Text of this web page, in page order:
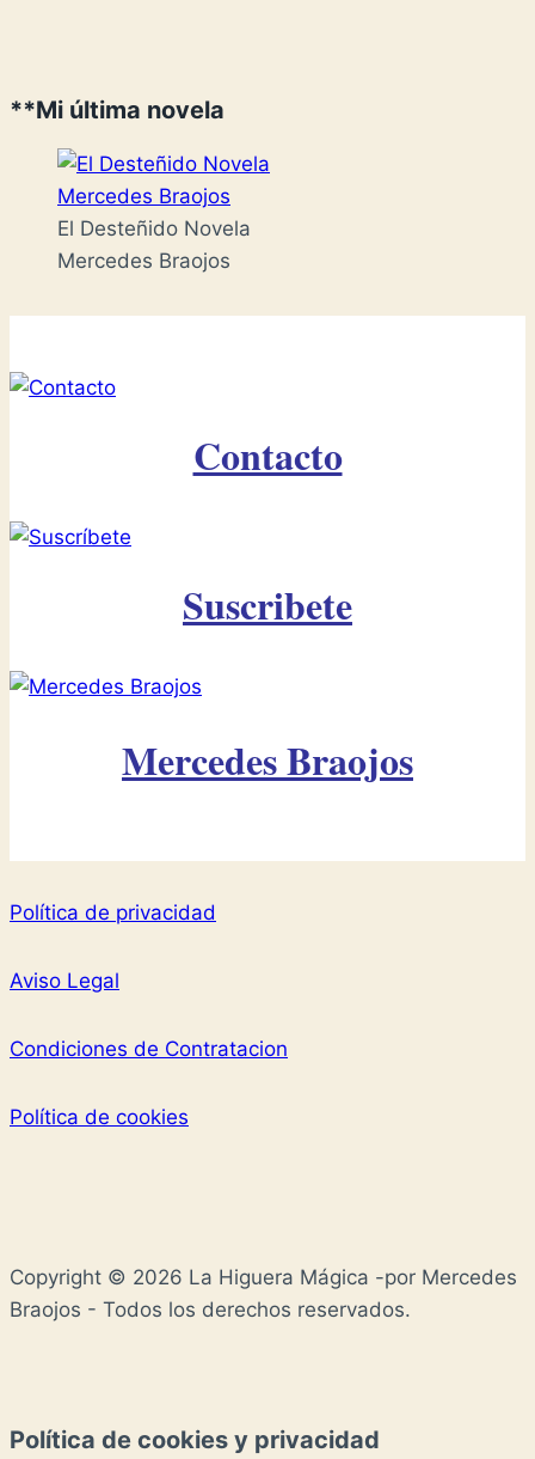
**Mi última novela
El Desteñido Novela
Mercedes Braojos
Contacto
Suscribete
Mercedes Braojos
Política de privacidad
Aviso Legal
Condiciones de Contratacion
Política de cookies
Copyright © 2026 La Higuera Mágica -por Mercedes
Braojos - Todos los derechos reservados.
Política de cookies y privacidad